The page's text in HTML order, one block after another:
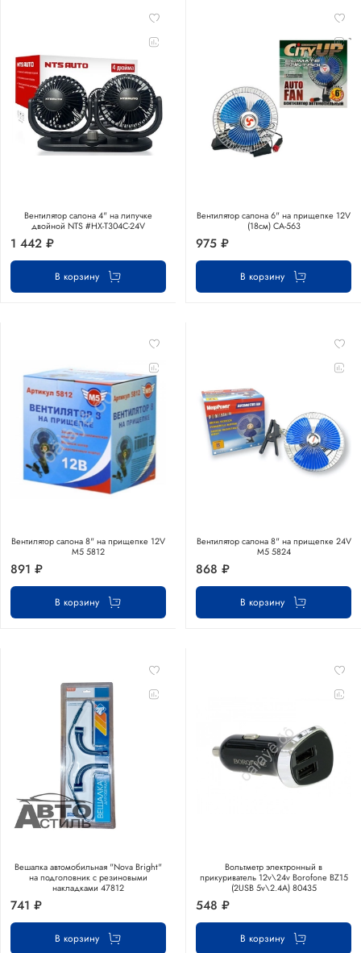
Вентилятор салона 4" на липучке
двойной NTS #HX-T304C-24V
1 442 ₽
В корзину
Вентилятор салона 6" на прищепке 12V
(18см) СА-563
975 ₽
В корзину
Вентилятор салона 8" на прищепке 12V
М5 5812
891 ₽
В корзину
Вентилятор салона 8" на прищепке 24V
М5 5824
868 ₽
В корзину
Вешалка автомобильная "Nova Bright"
на подголовник с резиновыми
накладками 47812
741 ₽
В корзину
Вольтметр электронный в
прикуриватель 12v\24v Borofone BZ15
(2USB 5v\2.4A) 80435
548 ₽
В корзину